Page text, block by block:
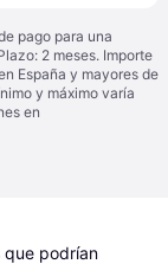
pago para una
2 meses. Importe
España y mayores de
y máximo varía
en
que podrían